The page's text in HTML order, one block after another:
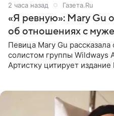
2 часа назад Газета.Ru
«Я ревную»: Mary Gu
об отношениях с
Певица Mary Gu
солистом группы Wildways
Артистку цитирует